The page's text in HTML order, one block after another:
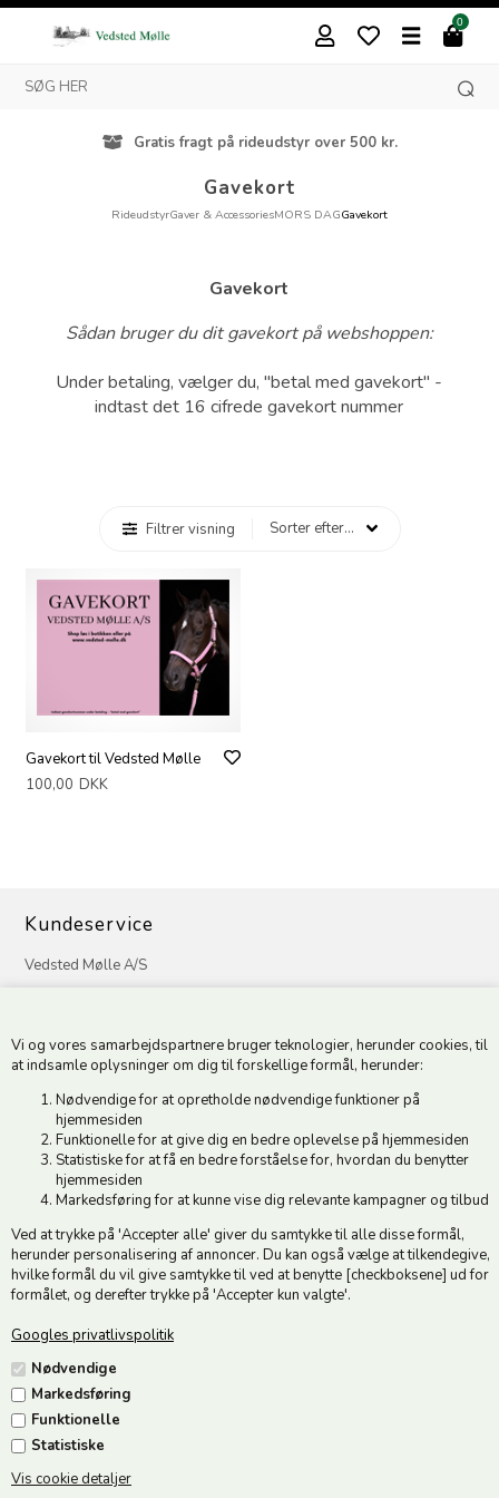
Vi og vores samarbejdspartnere bruger teknologier, herunder cookies, til
at indsamle oplysninger om dig til forskellige formål, herunder:
Nødvendige for at opretholde nødvendige funktioner på
hjemmesiden
Funktionelle for at give dig en bedre oplevelse på hjemmesiden
Statistiske for at få en bedre forståelse for, hvordan du benytter
hjemmesiden
Markedsføring for at kunne vise dig relevante kampagner og tilbud
Ved at trykke på 'Accepter alle' giver du samtykke til alle disse formål,
herunder personalisering af annoncer. Du kan også vælge at tilkendegive,
hvilke formål du vil give samtykke til ved at benytte [checkboksene] ud for
formålet, og derefter trykke på 'Accepter kun valgte'.
Googles privatlivspolitik
Nødvendige
Markedsføring
Funktionelle
Statistiske
Vis cookie detaljer
0
Gratis fragt på rideudstyr over 500 kr.
Gavekort
RideudstyrGaver & AccessoriesMORS DAGGavekort
Gavekort
Sådan bruger du dit gavekort på webshoppen:
Under betaling, vælger du, "betal med gavekort" -
indtast det 16 cifrede gavekort nummer
Filtrer visning
Gavekort til Vedsted Mølle
100,00 DKK
Kundeservice
Vedsted Mølle A/S
CVR 49879415 Mailvedstedmoelle@post.tele.dk
Åbningstider: Man-Fre 9.00-17.00 | Middagslukket 12.00-12.30 |
Lørdag 9.00-12.00
Hold dig opdateret
Tilmeld dig vores nyhedsbrev og modtag gode tilbud :)
Jeg accepterer vilkårene
Følg os